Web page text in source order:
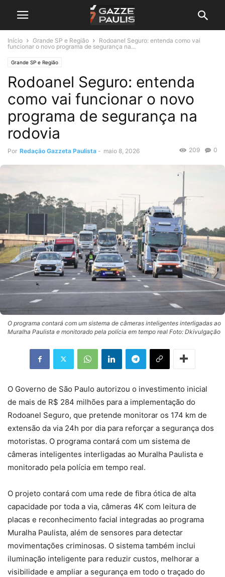
Início Grande SP e Região
Rodoanel Seguro: entenda como vai
funcionar o novo programa de segurança na...
Grande SP e Região
Rodoanel Seguro: entenda
como vai funcionar o novo
programa de segurança na
rodovia
Por Redação Gazzeta Paulista - maio 8, 2026 0
209
O programa contará com um sistema de câmeras inteligentes interligadas ao
Muralha Paulista e monitorado pela polícia em tempo real Foto: Dkivulgação
O Governo de São Paulo autorizou o investimento inicial
de mais de R$ 284 milhões para a implementação do
Rodoanel Seguro, que pretende monitorar os 174 km de
extensão da via 24h por dia para reforçar a segurança dos
motoristas. O programa contará com um sistema de
câmeras inteligentes interligadas ao Muralha Paulista e
monitorado pela polícia em tempo real.
O projeto contará com uma rede de fibra ótica de alta
capacidade por toda a via, câmeras 4K com leitura de
placas e reconhecimento facial integradas ao programa
Muralha Paulista, além de sensores para detectar
movimentações criminosas. O sistema também inclui
iluminação inteligente para reduzir custos, melhorar a
visibilidade e ampliar a segurança em todo o traçado do